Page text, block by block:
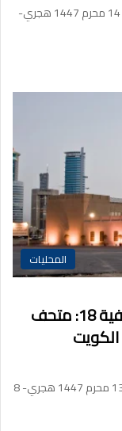
جريدة الوفاق – السنة الثانية (العدد 325) – الأربعاء 14 محرم 1447 هجري-
المحليات
مبادرة الوفاق| معالم الكويت الثقافية 18: متحف
جريدة الوفاق – السنة الثانية (العدد 324) – الثلاثاء 13 محرم 1447 هجري- 8